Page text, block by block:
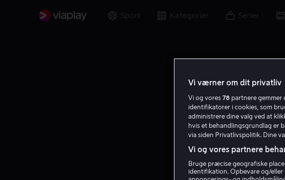
Sport Kategorier Serier
Vi værner om dit privatliv
Vi og vores 78 partnere gemmer
identifikatorer i cookies, som
administrere dine valg ved at
hvis et behandlingsgrundlag er
via siden Privatlivspolitik. Dine
Vi og vores partnere
Bruge præcise geografiske
identifikation. Opbevare og/eller